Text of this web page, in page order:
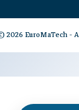
2026 EuroMaTech -